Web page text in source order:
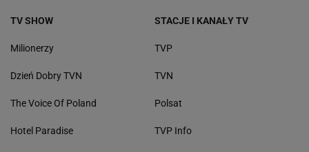
TV SHOW
Milionerzy
Dzień Dobry TVN
The Voice Of Poland
Hotel Paradise
STACJE I KANAŁY TV
TVP
TVN
Polsat
TVP Info